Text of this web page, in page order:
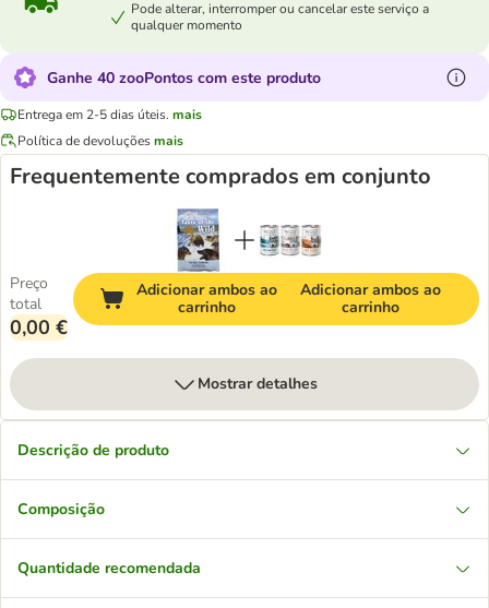
Pode alterar, interromper ou cancelar este serviço a
qualquer momento
Ganhe 40 zooPontos com este produto
Entrega em 2-5 dias úteis. mais
Política de devoluçõesmais
Frequentemente comprados em conjunto
Preço
total
0,00 €
Adicionar ambos ao
carrinho
Adicionar ambos ao
carrinho
Mostrar detalhes
Descrição de produto
Composição
Quantidade recomendada